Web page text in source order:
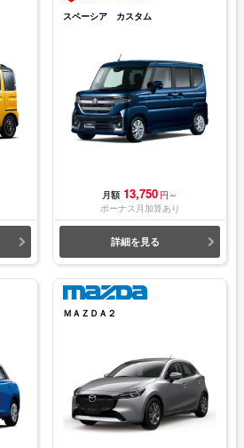
スペーシア カスタム
月額 13,750 円～
ボーナス月加算あり
詳細を見る
ＭＡＺＤＡ２